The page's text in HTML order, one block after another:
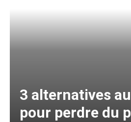
3 alternatives
pour perdre du